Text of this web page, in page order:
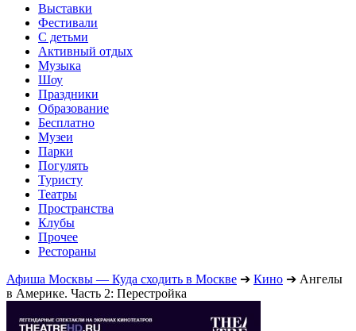
Выставки
Фестивали
С детьми
Активный отдых
Музыка
Шоу
Праздники
Образование
Бесплатно
Музеи
Парки
Погулять
Туристу
Театры
Пространства
Клубы
Прочее
Рестораны
Афиша Москвы — Куда сходить в Москве ➔ Кино ➔ Ангелы
в Америке. Часть 2: Перестройка